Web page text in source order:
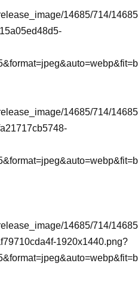
14685/714/
14685/714/
14685/714/
1920x1440.png?